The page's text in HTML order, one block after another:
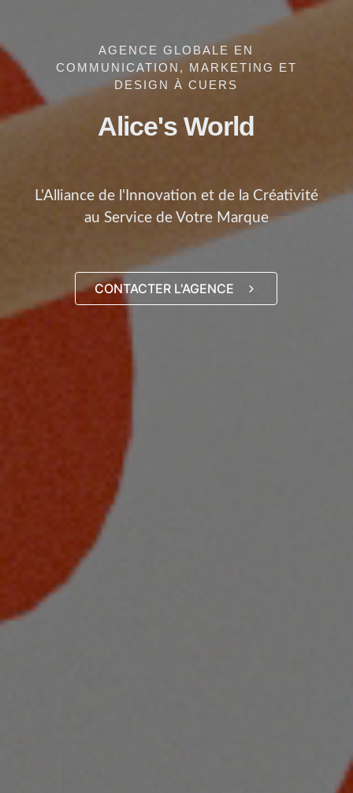
AGENCE GLOBALE EN
COMMUNICATION, MARKETING ET
DESIGN À CUERS
Alice's World
L'Alliance de l'Innovation et de la Créativité
au Service de Votre Marque
CONTACTER L'AGENCE